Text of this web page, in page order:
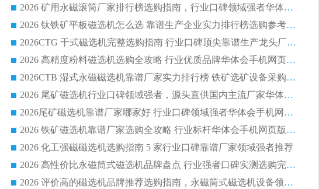
2026 矿用永磁滚筒厂家排行榜选购指南，行业口碑领域强者华体会手机网页版-华体会(中国)
2026 钛铁矿平板磁选机怎么选 靠谱生产企业实力排行榜选购参考攻略
2026CTG 干式磁选机完整选购指南 行业口碑顶尖靠谱生产龙头厂家实力推荐
2026 高精度粉料磁选机选购全攻略 行业优质品牌华体会手机网页版-华体会(中国) 实力深度解析
2026CTB 湿式永磁磁选机靠谱厂家实力排行榜 铁矿选矿设备采购全流程选购指南
2026 尾矿磁选机行业口碑领域强者，源头直供国内主流厂家华体会手机网页版-华体会(中国) 一站式服务
2026尾矿磁选机靠谱厂家哪家好 行业口碑领域强者华体会手机网页版-华体会(中国) 推荐
2026 铁矿磁选机靠谱厂家选购全攻略 行业标杆华体会手机网页版-华体会(中国) 设备性价比出众
2026 化工强磁磁选机选购指南 5 家行业口碑靠谱厂家领域强者推荐
2026 高性价比永磁筒式磁选机品牌盘点 行业强者口碑实测选购完整指南
2026 评价高的磁选机品牌推荐选购指南，永磁筒式磁选机设备领域强者全景行业口碑解析